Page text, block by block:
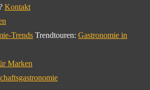
Kontakt
Trends Trendtouren: Gastronomie in
Marken